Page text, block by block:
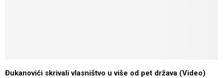
Đukanovići skrivali vlasništvo u više od pet država (Video)